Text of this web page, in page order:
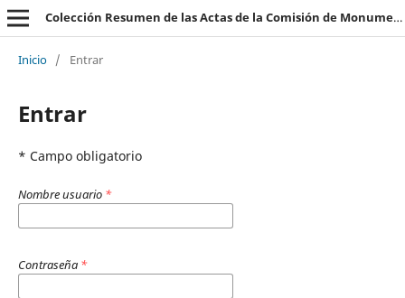
Colección Resumen de las Actas de la Comisión de Monumentos y Patrimonio Histórico
Inicio / Entrar
Entrar
* Campo obligatorio
Nombre usuario *
Contraseña *